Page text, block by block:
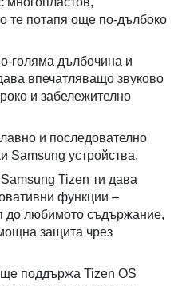
те потапя още по-дълбоко
голяма дълбочина и
впечатляващо звуково
и забележително
и последователно
Samsung устройства.
Tizen ти дава
функции –
до любимото съдържание,
защита чрез
поддържа Tizen OS